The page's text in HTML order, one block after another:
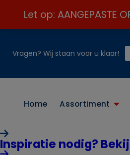
Let op:
Vragen? Wij staan voor u klaar!
Home Assortiment
Inspiratie nodig?